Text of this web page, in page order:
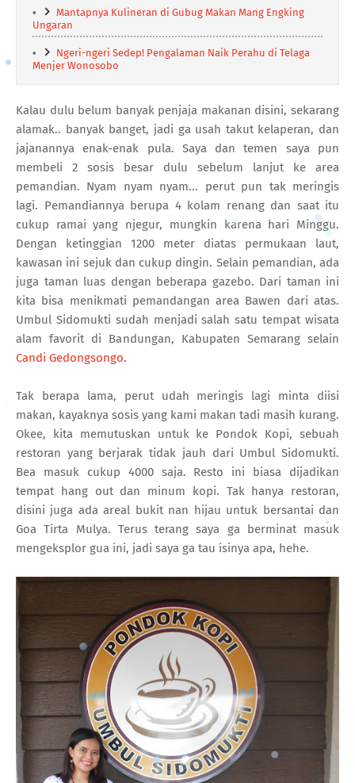
Mantapnya Kulineran di Gubug Makan Mang Engking
Ungaran
Ngeri-ngeri Sedep! Pengalaman Naik Perahu di Telaga
Menjer Wonosobo
Kalau dulu belum banyak penjaja makanan disini, sekarang
alamak.. banyak banget, jadi ga usah takut kelaperan, dan
jajanannya enak-enak pula. Saya dan temen saya pun
membeli 2 sosis besar dulu sebelum lanjut ke area
pemandian. Nyam nyam nyam... perut pun tak meringis
lagi. Pemandiannya berupa 4 kolam renang dan saat itu
cukup ramai yang njegur, mungkin karena hari Minggu.
Dengan ketinggian 1200 meter diatas permukaan laut,
kawasan ini sejuk dan cukup dingin. Selain pemandian, ada
juga taman luas dengan beberapa gazebo. Dari taman ini
kita bisa menikmati pemandangan area Bawen dari atas.
Umbul Sidomukti sudah menjadi salah satu tempat wisata
alam favorit di Bandungan, Kabupaten Semarang selain
Candi Gedongsongo.
Tak berapa lama, perut udah meringis lagi minta diisi
makan, kayaknya sosis yang kami makan tadi masih kurang.
Okee, kita memutuskan untuk ke Pondok Kopi, sebuah
restoran yang berjarak tidak jauh dari Umbul Sidomukti.
Bea masuk cukup 4000 saja. Resto ini biasa dijadikan
tempat hang out dan minum kopi. Tak hanya restoran,
disini juga ada areal bukit nan hijau untuk bersantai dan
Goa Tirta Mulya. Terus terang saya ga berminat masuk
mengeksplor gua ini, jadi saya ga tau isinya apa, hehe.